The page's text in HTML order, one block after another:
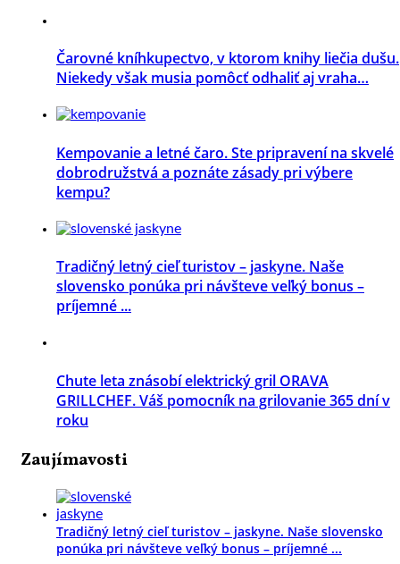
Čarovné kníhkupectvo, v ktorom knihy liečia dušu.
Niekedy však musia pomôcť odhaliť aj vraha…
Kempovanie a letné čaro. Ste pripravení na skvelé
dobrodružstvá a poznáte zásady pri výbere
kempu?
Tradičný letný cieľ turistov – jaskyne. Naše
slovensko ponúka pri návšteve veľký bonus –
príjemné ...
Chute leta znásobí elektrický gril ORAVA
GRILLCHEF. Váš pomocník na grilovanie 365 dní v
roku
Zaujímavosti
Tradičný letný cieľ turistov – jaskyne. Naše slovensko
ponúka pri návšteve veľký bonus – príjemné ...